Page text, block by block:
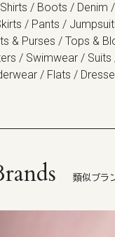
/ Boots / Denim
/ Pants /
& Purses / Tops &
/ Swimwear /
/ Flats /
類似ブラ